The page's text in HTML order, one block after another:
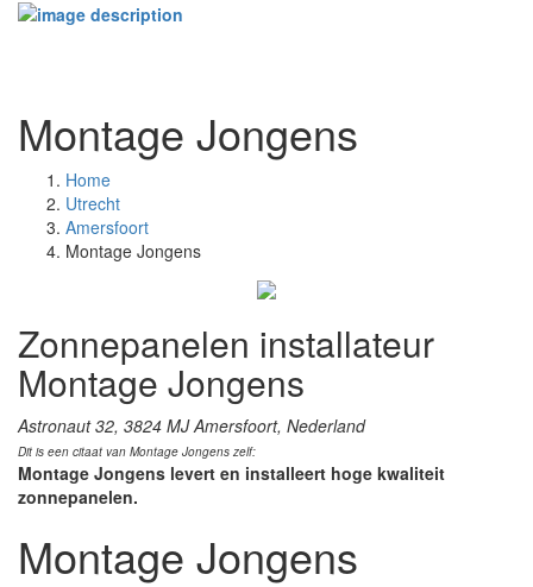
Montage Jongens
Home
Utrecht
Amersfoort
Montage Jongens
Zonnepanelen installateur
Montage Jongens
Astronaut 32, 3824 MJ Amersfoort, Nederland
Dit is een citaat van Montage Jongens zelf:
Montage Jongens levert en installeert hoge kwaliteit
zonnepanelen.
Montage Jongens